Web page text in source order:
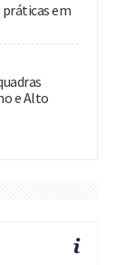
práticas em
e Alto